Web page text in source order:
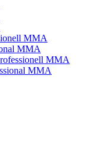
MMA
MMA
MMA
MMA